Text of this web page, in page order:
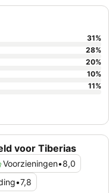
aangeraden een
voor Tiberias
Voorzieningen•8,0
•7,8
31%
28%
20%
10%
11%